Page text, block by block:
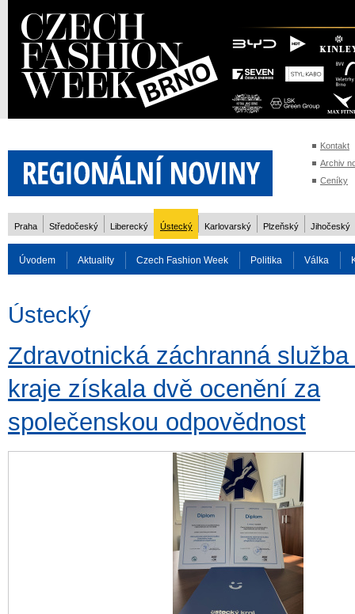
Kontakt
Archiv
Ceníky
Praha Středočeský Liberecký Ústecký Karlovarský Plzeňský Jihočeský
Úvodem Aktuality Czech Fashion Week Politika Válka
Ústecký
Zdravotnická záchranná
kraje získala dvě ocenění za
společenskou odpovědnost